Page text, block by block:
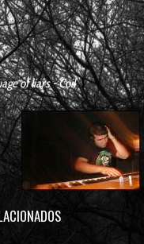
of liars - Coil